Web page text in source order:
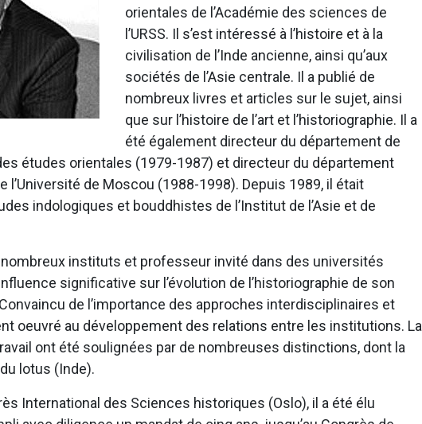
orientales de l’Académie des sciences de
l’URSS. Il s’est intéressé à l’histoire et à la
civilisation de l’Inde ancienne, ainsi qu’aux
sociétés de l’Asie centrale. Il a publié de
nombreux livres et articles sur le sujet, ainsi
que sur l’histoire de l’art et l’historiographie. Il a
été également directeur du département de
études orientales (1979-1987) et directeur du département
l’Université de Moscou (1988-1998). Depuis 1989, il était
indologiques et bouddhistes de l’Institut de l’Asie et de
instituts et professeur invité dans des universités
significative sur l’évolution de l’historiographie de son
de l’importance des approches interdisciplinaires et
oeuvré au développement des relations entre les institutions. La
ont été soulignées par de nombreuses distinctions, dont la
lotus (Inde).
International des Sciences historiques (Oslo), il a été élu